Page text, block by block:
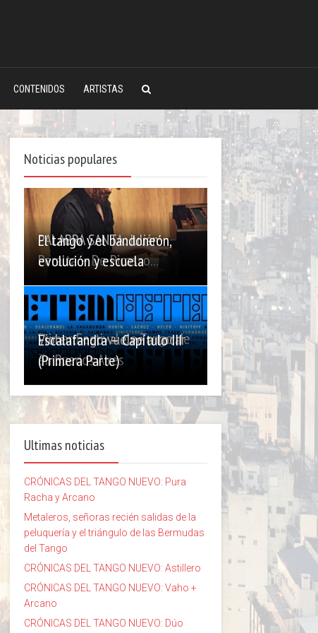
CONTENIDOS ARTISTAS
Noticias populares
PALABRA SANTA: Julián
Peralta – De Picasso...
El tango y el bandoneón,
evolución y escuela
Primer Festival de Tango de
Temperley
Violentango vuelve a tocar
en Buenos Aires
Escalafandra – Capítulo III
(Primera Parte)
Ultimas noticias
CRÓNICAS DEL TANGO NUEVO: Pura
Racha y Arcano
Metaleros, señoras recién salidas de la
peluquería y el triángulo de las Bermudas
del Tango
CRÓNICAS DEL TANGO NUEVO: Astillero
CRÓNICAS DEL TANGO NUEVO: Vaho +
Arcano
CRÓNICAS DEL TANGO NUEVO: Dúo